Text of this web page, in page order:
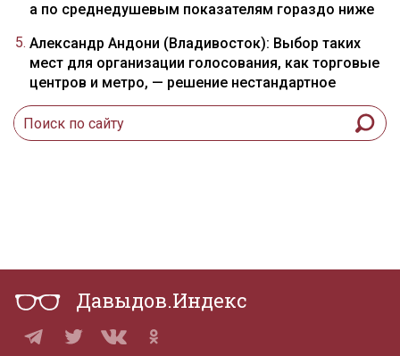
а по среднедушевым показателям гораздо ниже
Александр Андони (Владивосток): Выбор таких
мест для организации голосования, как торговые
центров и метро, — решение нестандартное
Давыдов.Индекс